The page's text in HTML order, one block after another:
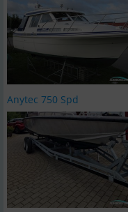
Anytec 750 Spd